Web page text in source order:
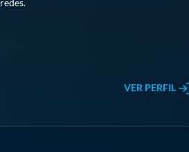
VER PERFIL